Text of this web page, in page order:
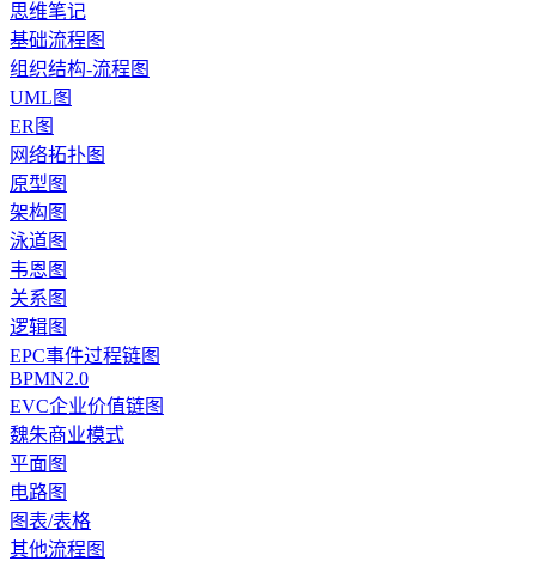
思维笔记
基础流程图
组织结构-流程图
UML图
ER图
网络拓扑图
原型图
架构图
泳道图
韦恩图
关系图
逻辑图
EPC事件过程链图
BPMN2.0
EVC企业价值链图
魏朱商业模式
平面图
电路图
图表/表格
其他流程图